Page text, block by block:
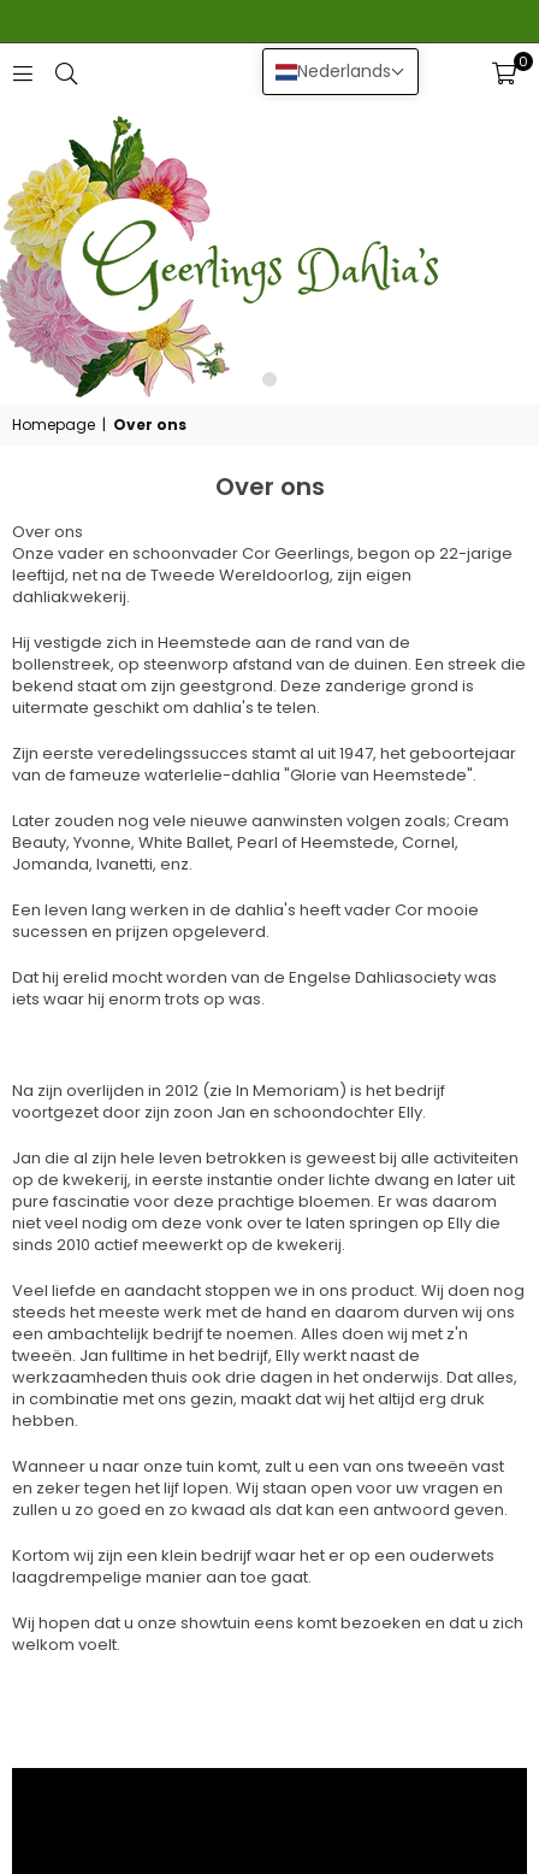
GEERLINGS
0
Homepage | Over ons
Over ons
Over ons
Onze vader en schoonvader Cor Geerlings, begon op 22-jarige
leeftijd, net na de Tweede Wereldoorlog, zijn eigen
dahliakwekerij.
Hij vestigde zich in Heemstede aan de rand van de
bollenstreek, op steenworp afstand van de duinen. Een streek die
bekend staat om zijn geestgrond. Deze zanderige grond is
uitermate geschikt om dahlia's te telen.
Zijn eerste veredelingssucces stamt al uit 1947, het geboortejaar
van de fameuze waterlelie-dahlia "Glorie van Heemstede".
Later zouden nog vele nieuwe aanwinsten volgen zoals; Cream
Beauty, Yvonne, White Ballet, Pearl of Heemstede, Cornel,
Jomanda, Ivanetti, enz.
Een leven lang werken in de dahlia's heeft vader Cor mooie
sucessen en prijzen opgeleverd.
Dat hij erelid mocht worden van de Engelse Dahliasociety was
iets waar hij enorm trots op was.
Na zijn overlijden in 2012 (zie In Memoriam) is het bedrijf
voortgezet door zijn zoon Jan en schoondochter Elly.
Jan die al zijn hele leven betrokken is geweest bij alle activiteiten
op de kwekerij, in eerste instantie onder lichte dwang en later uit
pure fascinatie voor deze prachtige bloemen. Er was daarom
niet veel nodig om deze vonk over te laten springen op Elly die
sinds 2010 actief meewerkt op de kwekerij.
Veel liefde en aandacht stoppen we in ons product. Wij doen nog
steeds het meeste werk met de hand en daarom durven wij ons
een ambachtelijk bedrijf te noemen. Alles doen wij met z'n
tweeën. Jan fulltime in het bedrijf, Elly werkt naast de
werkzaamheden thuis ook drie dagen in het onderwijs. Dat alles,
in combinatie met ons gezin, maakt dat wij het altijd erg druk
hebben.
Wanneer u naar onze tuin komt, zult u een van ons tweeën vast
en zeker tegen het lijf lopen. Wij staan open voor uw vragen en
zullen u zo goed en zo kwaad als dat kan een antwoord geven.
Kortom wij zijn een klein bedrijf waar het er op een ouderwets
laagdrempelige manier aan toe gaat.
Wij hopen dat u onze showtuin eens komt bezoeken en dat u zich
welkom voelt.
Nederlands